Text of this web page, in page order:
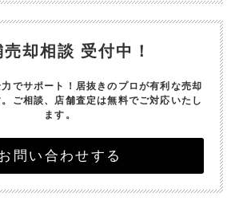
売却相談 受付中！
でサポート！ 居抜きのプロが有利な売却
ご相談、店舗査定は無料でご対応いたし
ます。
問い合わせする